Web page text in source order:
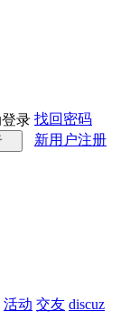
录 找回密码
新用户注册
活动 交友 discuz